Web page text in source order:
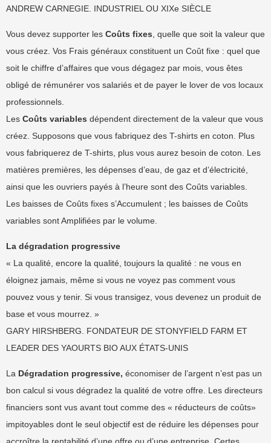
ANDREW CARNEGIE. INDUSTRIEL OU XIXe SIÈCLE
Vous devez supporter les Coûts fixes , quelle que soit la valeur que
vous créez. Vos Frais généraux constituent un Coût fixe : quel que
soit le chiffre d’affaires que vous dégagez par mois, vous êtes
obligé de rémunérer vos salariés et de payer le lover de vos locaux
professionnels.
Les Coûts variables dépendent directement de la valeur que vous
créez. Supposons que vous fabriquez des T-shirts en coton. Plus
vous fabriquerez de T-shirts, plus vous aurez besoin de coton. Les
matières premières, les dépenses d’eau, de gaz et d’électricité,
ainsi que les ouvriers payés à l’heure sont des Coûts variables.
Les baisses de Coûts fixes s’Accumulent ; les baisses de Coûts
variables sont Amplifiées par le volume.
La dégradation progressive
« La qualité, encore la qualité, toujours la qualité : ne vous en
éloignez jamais, même si vous ne voyez pas comment vous
pouvez vous y tenir. Si vous transigez, vous devenez un produit de
base et vous mourrez. »
GARY HIRSHBERG. FONDATEUR DE STONYFIELD FARM ET
LEADER DES YAOURTS BIO AUX ÉTATS-UNIS
La Dégradation progressive, économiser de l’argent n’est pas un
bon calcul si vous dégradez la qualité de votre offre. Les directeurs
financiers sont vus avant tout comme des « réducteurs de coûts»
impitoyables dont le seul objectif est de réduire les dépenses pour